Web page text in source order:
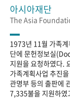
아시아재단
The Asia
1973년 11월 가족
단에 문헌정보실
지원을 요청하였다.
가족계획사업 추진
관명부 등의 출판에
7,335불을 지원하였